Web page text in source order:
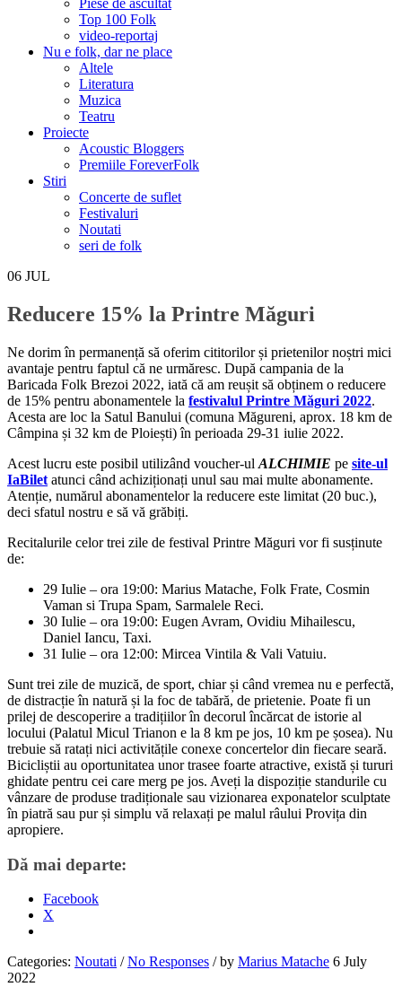
Piese de ascultat
Top 100 Folk
video-reportaj
Nu e folk, dar ne place
Altele
Literatura
Muzica
Teatru
Proiecte
Acoustic Bloggers
Premiile ForeverFolk
Stiri
Concerte de suflet
Festivaluri
Noutati
seri de folk
06 JUL
Reducere 15% la Printre Măguri
Ne dorim în permanență să oferim cititorilor și prietenilor noștri mici
avantaje pentru faptul că ne urmăresc. După campania de la
Baricada Folk Brezoi 2022, iată că am reușit să obținem o reducere
de 15% pentru abonamentele la festivalul Printre Măguri 2022.
Acesta are loc la Satul Banului (comuna Măgureni, aprox. 18 km de
Câmpina și 32 km de Ploiești) în perioada 29-31 iulie 2022.
Acest lucru este posibil utilizând voucher-ul ALCHIMIE pe site-ul
IaBilet atunci când achiziționați unul sau mai multe abonamente.
Atenție, numărul abonamentelor la reducere este limitat (20 buc.),
deci sfatul nostru e să vă grăbiți.
Recitalurile celor trei zile de festival Printre Măguri vor fi susținute
de:
29 Iulie – ora 19:00: Marius Matache, Folk Frate, Cosmin
Vaman si Trupa Spam, Sarmalele Reci.
30 Iulie – ora 19:00: Eugen Avram, Ovidiu Mihailescu,
Daniel Iancu, Taxi.
31 Iulie – ora 12:00: Mircea Vintila & Vali Vatuiu.
Sunt trei zile de muzică, de sport, chiar și când vremea nu e perfectă,
de distracție în natură și la foc de tabără, de prietenie. Poate fi un
prilej de descoperire a tradițiilor în decorul încărcat de istorie al
locului (Palatul Micul Trianon e la 8 km pe jos, 10 km pe șosea). Nu
trebuie să ratați nici activitățile conexe concertelor din fiecare seară.
Bicicliștii au oportunitatea unor trasee foarte atractive, există și tururi
ghidate pentru cei care merg pe jos. Aveți la dispoziție standurile cu
vânzare de produse tradiționale sau vizionarea exponatelor sculptate
în piatră sau pur și simplu vă relaxați pe malul râului Provița din
apropiere.
Dă mai departe:
Facebook
X
Categories: Noutati / No Responses /by Marius Matache 6 July
2022